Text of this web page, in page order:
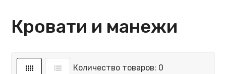
Кровати и манежи
Количество товаров: 0